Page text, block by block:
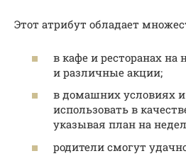
Этот атрибут обладает
в кафе и ресторанах
и различные акции;
в домашних условиях
использовать в
указывая план на
родители смогут